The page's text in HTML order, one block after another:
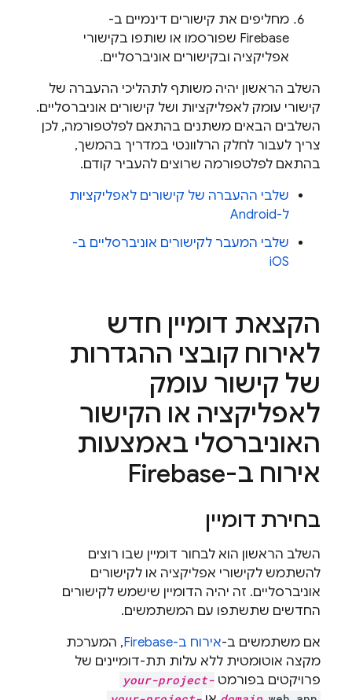
מחליפים את קישורים דינמיים ב-
Firebase שפורסמו או שותפו בקישורי
אפליקציה ובקישורים אוניברסליים.
השלב הראשון יהיה משותף לתהליכי ההעברה של
קישורי עומק לאפליקציות ושל קישורים אוניברסליים.
השלבים הבאים משתנים בהתאם לפלטפורמה, לכן
צריך לעבור לחלק הרלוונטי במדריך בהמשך,
בהתאם לפלטפורמה שרוצים להעביר קודם.
שלבי ההעברה של קישורים לאפליקציות
ל-Android
שלבי המעבר לקישורים אוניברסליים ב-
iOS
הקצאת דומיין חדש
לאירוח קובצי ההגדרות
של קישור עומק
לאפליקציה או הקישור
האוניברסלי באמצעות
אירוח ב-Firebase
בחירת דומיין
השלב הראשון הוא לבחור דומיין שבו רוצים
להשתמש לקישורי אפליקציה או לקישורים
אוניברסליים. זה יהיה הדומיין שישמש לקישורים
החדשים שתשתפו עם המשתמשים.
אם משתמשים ב-אירוח ב-Firebase
, המערכת
מקצה אוטומטית ללא עלות תת-דומיינים של
פרויקטים בפורמט your-project-